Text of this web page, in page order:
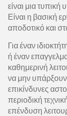
είναι μια τυπική
Είναι η βασική
αποδοτικό και
Για έναν
ή έναν
καθημερινή
να μην
επικίνδυνες
περιοδική
επένδυση